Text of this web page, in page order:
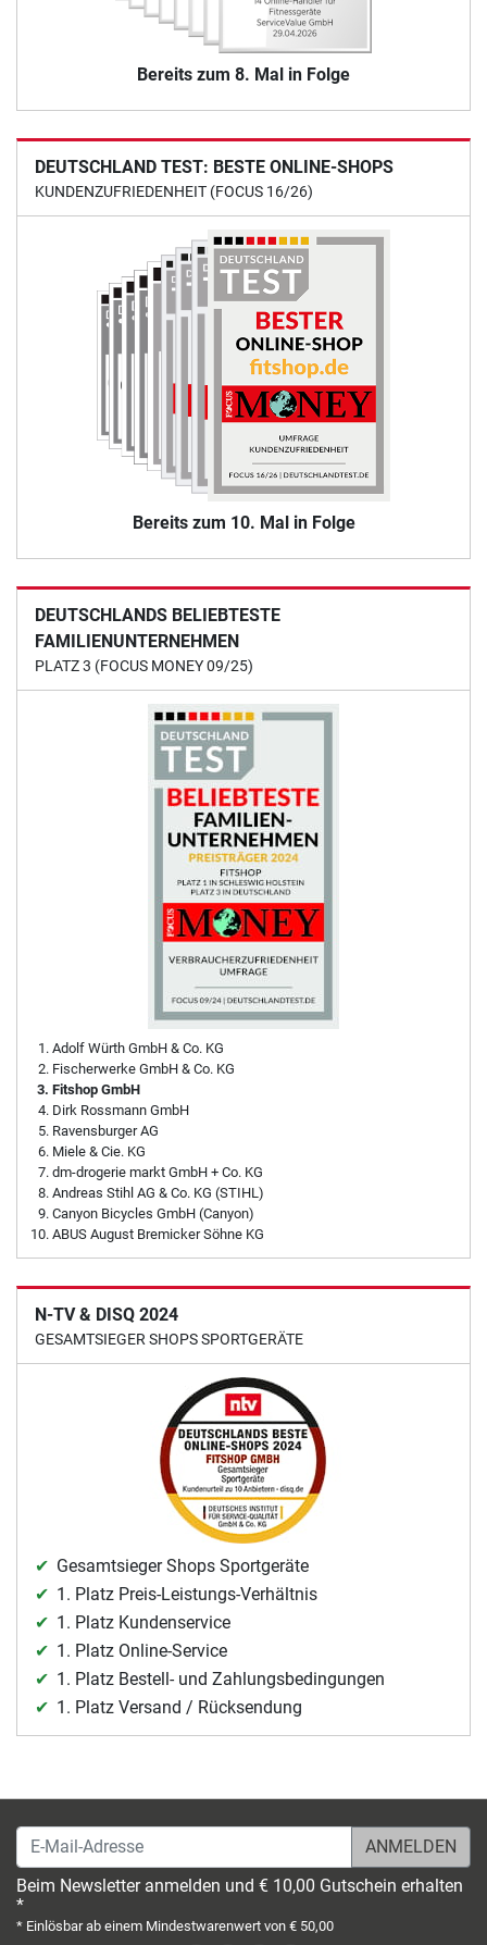
Bereits zum 8. Mal in Folge
DEUTSCHLAND TEST: BESTE ONLINE-SHOPS
KUNDENZUFRIEDENHEIT (FOCUS 16/26)
Bereits zum 10. Mal in Folge
DEUTSCHLANDS BELIEBTESTE
FAMILIENUNTERNEHMEN
PLATZ 3 (FOCUS MONEY 09/25)
Adolf Würth GmbH & Co. KG
Fischerwerke GmbH & Co. KG
Fitshop GmbH
Dirk Rossmann GmbH
Ravensburger AG
Miele & Cie. KG
dm-drogerie markt GmbH + Co. KG
Andreas Stihl AG & Co. KG (STIHL)
Canyon Bicycles GmbH (Canyon)
ABUS August Bremicker Söhne KG
N-TV & DISQ 2024
GESAMTSIEGER SHOPS SPORTGERÄTE
Gesamtsieger Shops Sportgeräte
1. Platz Preis-Leistungs-Verhältnis
1. Platz Kundenservice
1. Platz Online-Service
1. Platz Bestell- und Zahlungsbedingungen
1. Platz Versand / Rücksendung
E-Mail-Adresse
Beim Newsletter anmelden und € 10,00 Gutschein erhalten
*
* Einlösbar ab einem Mindestwarenwert von € 50,00